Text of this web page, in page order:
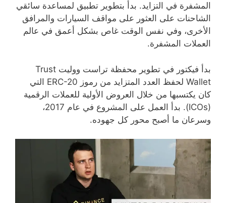
المشفرة في التزايد. بدأ بتطوير تطبيق لمساعدة سائقي
الشاحنات على العثور على مواقف السيارات والمرافق
الأخرى، وفي نفس الوقت غاص بشكل أعمق في عالم
العملات المشفرة.
بدأ فيكتور في تطوير محفظة تراست ووليت Trust
Wallet لحفظ العدد المتزايد من رموز ERC-20 التي
كان يكتسبها من خلال العروض الأولية للعملات الرقمية
(ICOs). بدأ العمل على المشروع في عام 2017،
وسرعان ما أصبح محور كل جهوده.